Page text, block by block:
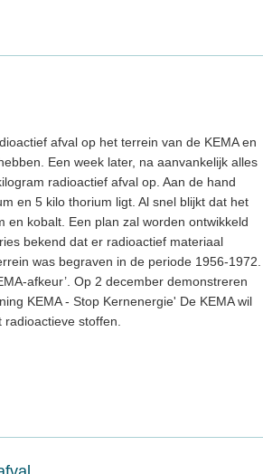
afval op het terrein van de KEMA en
Een week later, na aanvankelijk alles
radioactief afval op. Aan de hand
en 5 kilo thorium ligt. Al snel blijkt dat het
kobalt. Een plan zal worden ontwikkeld
bekend dat er radioactief materiaal
was begraven in de periode 1956-1972.
afkeur’. Op 2 december demonstreren
KEMA - Stop Kernenergie' De KEMA wil
stoffen.